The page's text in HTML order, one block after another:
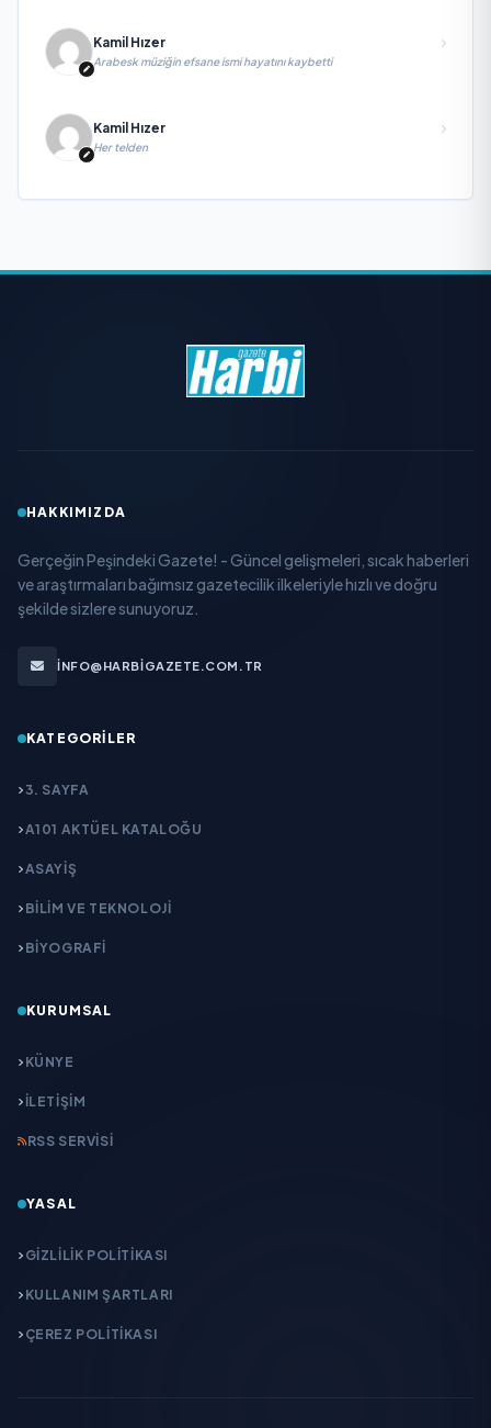
Kamil Hızer
Arabesk müziğin efsane ismi hayatını kaybetti
Kamil Hızer
Her telden
HAKKIMIZDA
Gerçeğin Peşindeki Gazete! - Güncel gelişmeleri, sıcak haberleri
ve araştırmaları bağımsız gazetecilik ilkeleriyle hızlı ve doğru
şekilde sizlere sunuyoruz.
INFO@HARBIGAZETE.COM.TR
KATEGORILER
3. SAYFA
A101 AKTÜEL KATALOĞU
ASAYİŞ
BİLİM VE TEKNOLOJİ
BİYOGRAFİ
KURUMSAL
KÜNYE
İLETIŞIM
RSS SERVISI
YASAL
GIZLILIK POLITIKASI
KULLANIM ŞARTLARI
ÇEREZ POLITIKASI